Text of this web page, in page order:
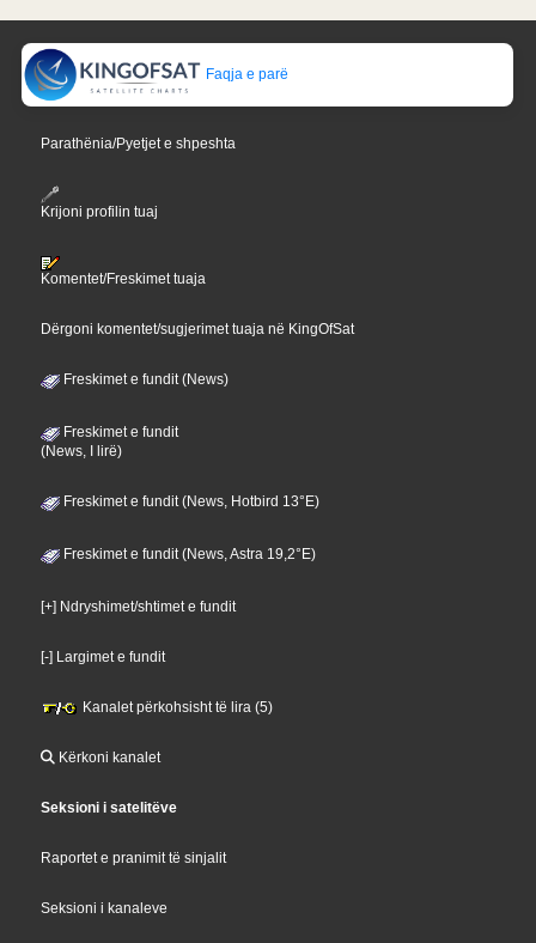
Faqja e parë
Parathënia/Pyetjet e shpeshta
Krijoni profilin tuaj
Komentet/Freskimet tuaja
Dërgoni komentet/sugjerimet tuaja në KingOfSat
Freskimet e fundit (News)
Freskimet e fundit
(News, I lirë)
Freskimet e fundit (News, Hotbird 13°E)
Freskimet e fundit (News, Astra 19,2°E)
[+] Ndryshimet/shtimet e fundit
[-] Largimet e fundit
Kanalet përkohsisht të lira (5)
Kërkoni kanalet
Seksioni i satelitëve
Raportet e pranimit të sinjalit
Seksioni i kanaleve